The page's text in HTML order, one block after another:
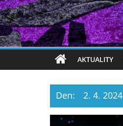
AKTUALITY
Den: 2. 4. 2024